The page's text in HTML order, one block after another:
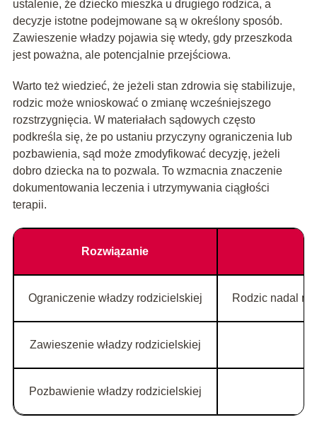
ustalenie, że dziecko mieszka u drugiego rodzica, a
decyzje istotne podejmowane są w określony sposób.
Zawieszenie władzy pojawia się wtedy, gdy przeszkoda
jest poważna, ale potencjalnie przejściowa.
Warto też wiedzieć, że jeżeli stan zdrowia się stabilizuje,
rodzic może wnioskować o zmianę wcześniejszego
rozstrzygnięcia. W materiałach sądowych często
podkreśla się, że po ustaniu przyczyny ograniczenia lub
pozbawienia, sąd może zmodyfikować decyzję, jeżeli
dobro dziecka na to pozwala. To wzmacnia znaczenie
dokumentowania leczenia i utrzymywania ciągłości
terapii.
Rozwiązanie
Ograniczenie władzy rodzicielskiej Rodzic nadal
Zawieszenie władzy rodzicielskiej
Pozbawienie władzy rodzicielskiej